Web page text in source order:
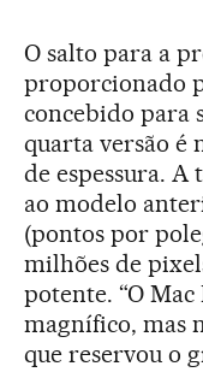
O salto para a
proporcionado
concebido para
quarta versão é
de espessura. A
ao modelo
(pontos por
milhões de
potente. “O
magnífico, mas
que reservou o